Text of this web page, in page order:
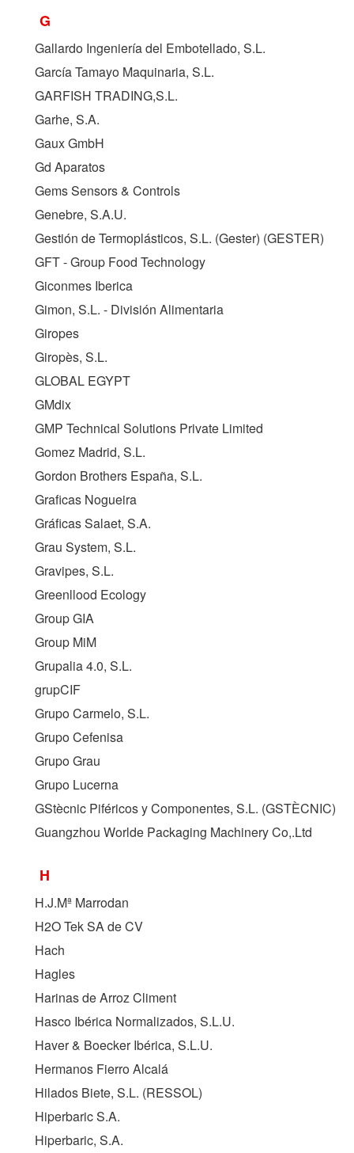
G
Gallardo Ingeniería del Embotellado, S.L.
García Tamayo Maquinaria, S.L.
GARFISH TRADING,S.L.
Garhe, S.A.
Gaux GmbH
Gd Aparatos
Gems Sensors & Controls
Genebre, S.A.U.
Gestión de Termoplásticos, S.L. (Gester) (GESTER)
GFT - Group Food Technology
Giconmes Iberica
Gimon, S.L. - División Alimentaria
Giropes
Giropès, S.L.
GLOBAL EGYPT
GMdix
GMP Technical Solutions Private Limited
Gomez Madrid, S.L.
Gordon Brothers España, S.L.
Graficas Nogueira
Gráficas Salaet, S.A.
Grau System, S.L.
Gravipes, S.L.
Greenllood Ecology
Group GIA
Group MiM
Grupalia 4.0, S.L.
grupCIF
Grupo Carmelo, S.L.
Grupo Cefenisa
Grupo Grau
Grupo Lucerna
GStècnic Piféricos y Componentes, S.L. (GSTÈCNIC)
Guangzhou Worlde Packaging Machinery Co,.Ltd
H
H.J.Mª Marrodan
H2O Tek SA de CV
Hach
Hagles
Harinas de Arroz Climent
Hasco Ibérica Normalizados, S.L.U.
Haver & Boecker Ibérica, S.L.U.
Hermanos Fierro Alcalá
Hilados Biete, S.L. (RESSOL)
Hiperbaric S.A.
Hiperbaric, S.A.